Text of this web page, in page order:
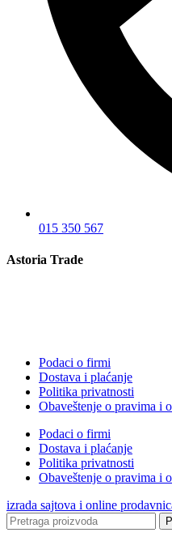
015 350 567
Astoria Trade
Podaci o firmi
Dostava i plaćanje
Politika privatnosti
Obaveštenje o pravima i
Podaci o firmi
Dostava i plaćanje
Politika privatnosti
Obaveštenje o pravima i
izrada sajtova i online